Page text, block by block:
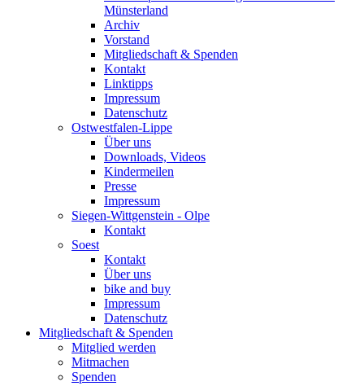
Münsterland
Archiv
Vorstand
Mitgliedschaft & Spenden
Kontakt
Linktipps
Impressum
Datenschutz
Ostwestfalen-Lippe
Über uns
Downloads, Videos
Kindermeilen
Presse
Impressum
Siegen-Wittgenstein - Olpe
Kontakt
Soest
Kontakt
Über uns
bike and buy
Impressum
Datenschutz
Mitgliedschaft & Spenden
Mitglied werden
Mitmachen
Spenden